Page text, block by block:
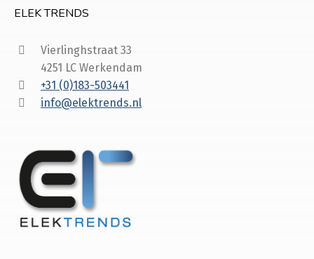
ELEK TRENDS
Vierlinghstraat 33
4251 LC Werkendam
+31 (0)183-503441
info@elektrends.nl